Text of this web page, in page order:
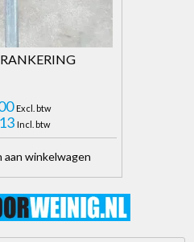
Excl. btw
Incl. btw
aan winkelwagen